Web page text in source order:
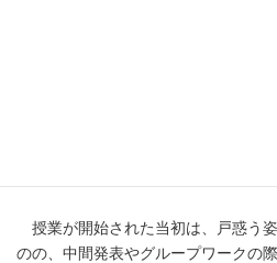
授業が開始された当初は、戸惑う
のの、中間発表やグループワークの